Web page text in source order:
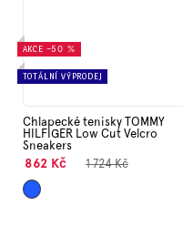
AKCE –50 %
TOTÁLNÍ VÝPRODEJ
Chlapecké tenisky TOMMY
HILFIGER Low Cut Velcro
Sneakers
862 Kč 1 724 Kč
Modrá